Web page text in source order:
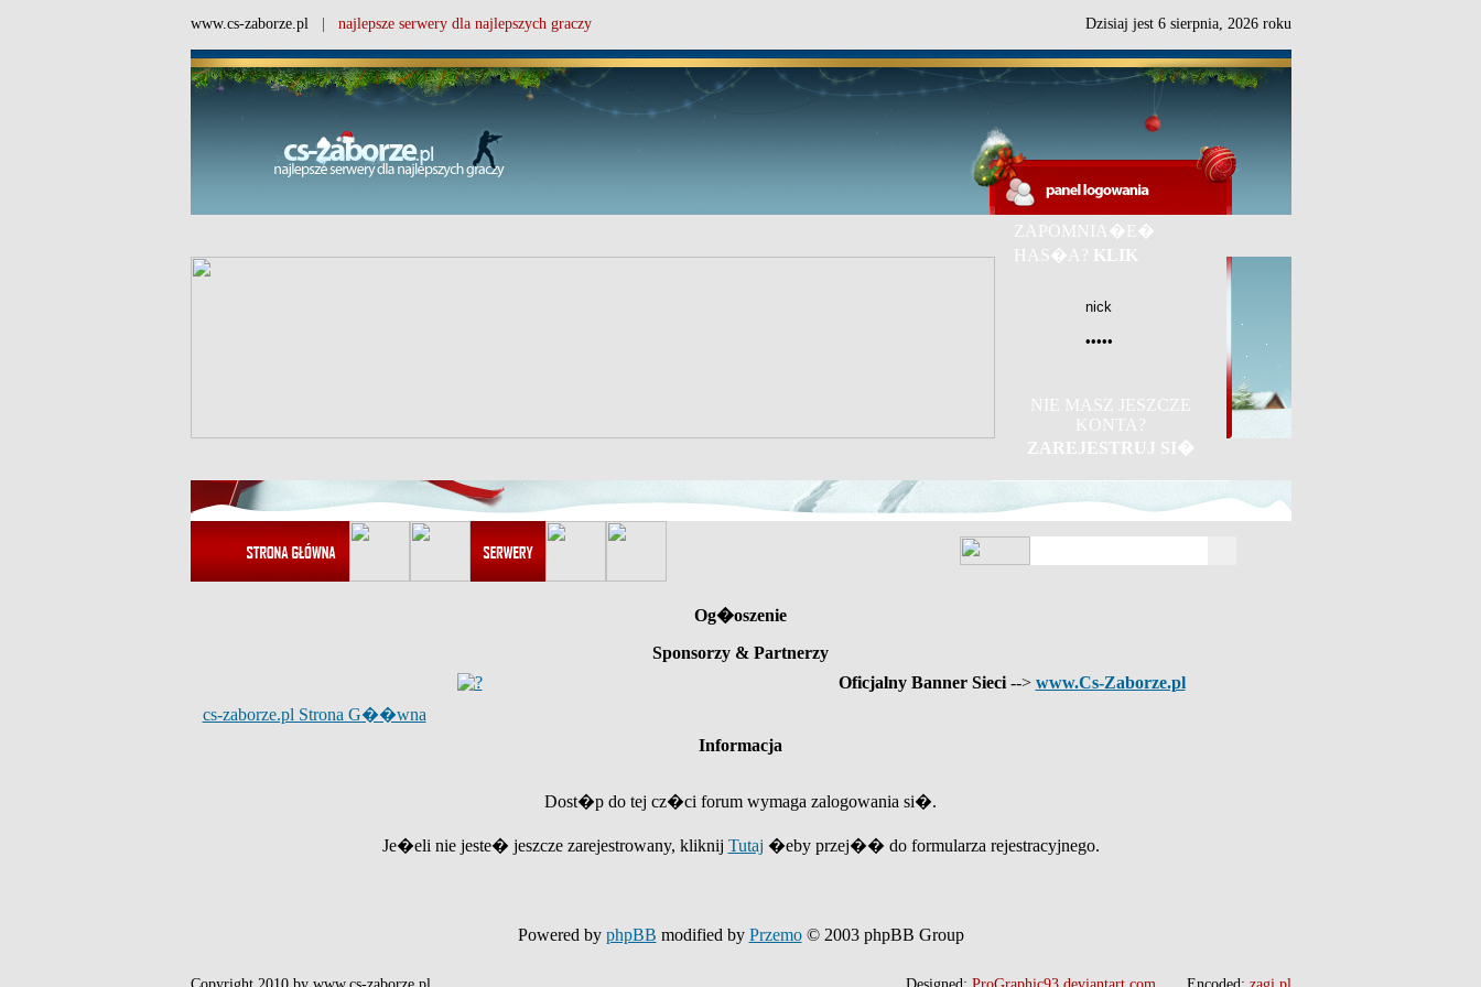
www.cs-zaborze.pl | najlepsze serwery dla najlepszych graczy Dzisiaj jest 6 sierpnia, 2026 roku
ZAPOMNIA�E�
HAS�A? KLIK
NIE MASZ JESZCZE
KONTA?
ZAREJESTRUJ SI�
Og�oszenie
Sponsorzy & Partnerzy
Oficjalny Banner Sieci --> www.Cs-Zaborze.pl
cs-zaborze.pl Strona G��wna
Informacja
Dost�p do tej cz�ci forum wymaga zalogowania si�.
Je�eli nie jeste� jeszcze zarejestrowany, kliknij Tutaj �eby przej�� do formularza rejestracyjnego.
Powered by phpBB modified by Przemo© 2003 phpBB Group